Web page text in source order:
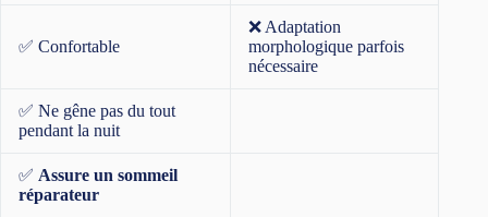
✅ Confortable
❌ Adaptation
morphologique parfois
nécessaire
✅ Ne gêne pas du tout
pendant la nuit
✅ Assure un sommeil
réparateur